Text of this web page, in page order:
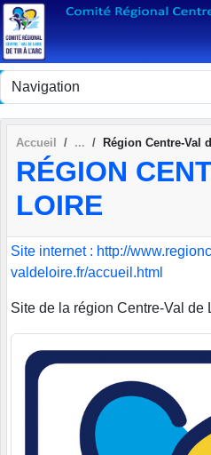
Accueil Région Centre-Val
RÉGION
LOIRE
Site internet : http://
valdeloire.fr/accueil.html
Site de la région Centre-Val de
Panneau de gestion des cookies